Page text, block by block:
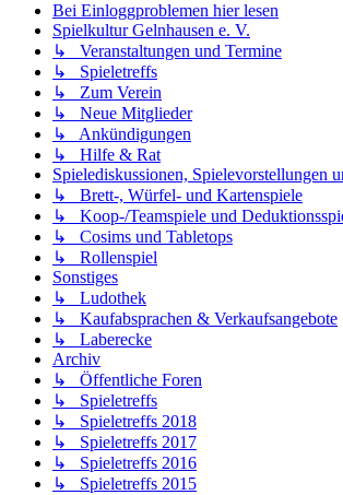
Bei Einloggproblemen hier lesen
Spielkultur Gelnhausen e. V.
↳ Veranstaltungen und Termine
↳ Spieletreffs
↳ Zum Verein
↳ Neue Mitglieder
↳ Ankündigungen
↳ Hilfe & Rat
Spielediskussionen, Spielevorstellungen
↳ Brett-, Würfel- und Kartenspiele
↳ Koop-/Teamspiele und
↳ Cosims und Tabletops
↳ Rollenspiel
Sonstiges
↳ Ludothek
↳ Kaufabsprachen & Verkaufsangebote
↳ Laberecke
Archiv
↳ Öffentliche Foren
↳ Spieletreffs
↳ Spieletreffs 2018
↳ Spieletreffs 2017
↳ Spieletreffs 2016
↳ Spieletreffs 2015